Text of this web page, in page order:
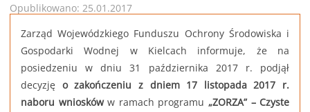
Opublikowano: 25.01.2017
Zarząd Wojewódzkiego Funduszu Ochrony Środowiska i
Gospodarki Wodnej w Kielcach informuje, że na
posiedzeniu w dniu 31 października 2017 r. podjął
decyzję o zakończeniu z dniem 17 listopada 2017 r.
naboru wnioskóww ramach programu „ZORZA” – Czyste